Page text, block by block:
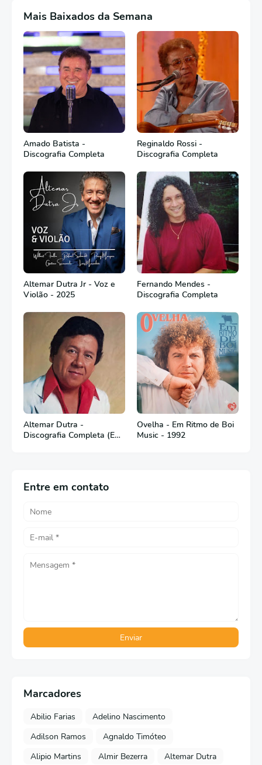
Mais Baixados da Semana
Amado Batista -
Discografia Completa
Reginaldo Rossi -
Discografia Completa
Altemar Dutra Jr - Voz e
Violão - 2025
Fernando Mendes -
Discografia Completa
Altemar Dutra -
Discografia Completa (Em
Ovelha - Em Ritmo de Boi
Music - 1992
Entre em contato
Marcadores
Abilio Farias
Adelino Nascimento
Adilson Ramos
Agnaldo Timóteo
Alipio Martins
Almir Bezerra
Altemar Dutra